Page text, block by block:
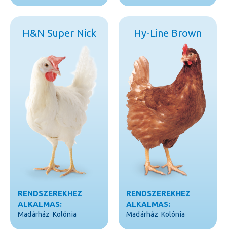
H&N Super Nick
RENDSZEREKHEZ
ALKALMAS:
Madárház Kolónia
Hy-Line Brown
RENDSZEREKHEZ
ALKALMAS:
Madárház Kolónia